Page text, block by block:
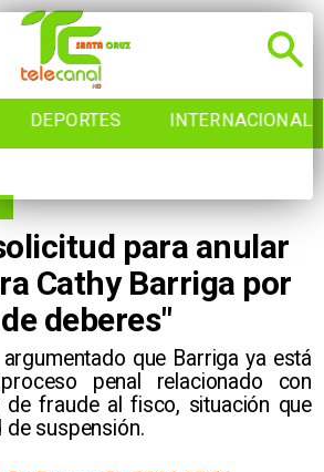
DEPORTES INTERNACIONAL
para anular
Cathy Barriga por
deberes"
que Barriga ya está
penal relacionado con
de fraude al fisco, situación que
suspensión.